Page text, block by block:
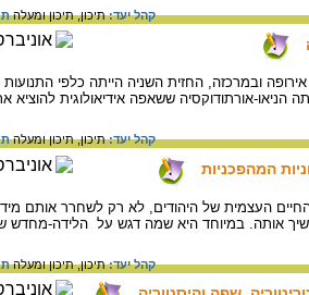
קהל יעד:תיכון,תיכון ומעלה
ובמרכזה, החזית השניה הייתה כלפי התנועות
הניאו-אורתודוקסיה ששאפה אידיאולוגית
קהל יעד:תיכון,תיכון ומעלה
המהפכניות
העצמית של היהודים, לא רק לשחרר אותם
אותה. במיוחד היא שמה דגש על הלידה-
קהל יעד:תיכון,תיכון ומעלה